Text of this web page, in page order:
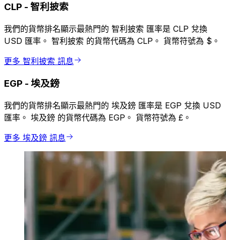
CLP - 智利披索
我們的貨幣排名顯示最熱門的 智利披索 匯率是 CLP 兌換
USD 匯率。 智利披索 的貨幣代碼為 CLP。 貨幣符號為 $。
更多 智利披索 訊息
EGP - 埃及鎊
我們的貨幣排名顯示最熱門的 埃及鎊 匯率是 EGP 兌換 USD
匯率。 埃及鎊 的貨幣代碼為 EGP。 貨幣符號為 £。
更多 埃及鎊 訊息